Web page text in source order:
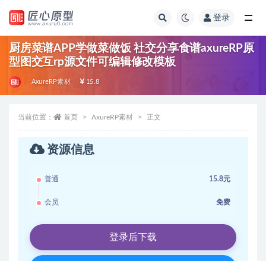
登录
厨房菜谱APP学做菜做饭 社交分享食谱axureRP原
型图交互rp源文件可编辑修改模板
AxureRP素材 15.8
当前位置： 首页 AxureRP素材 正文
资源信息
普通 15.8元
会员 免费
登录后下载